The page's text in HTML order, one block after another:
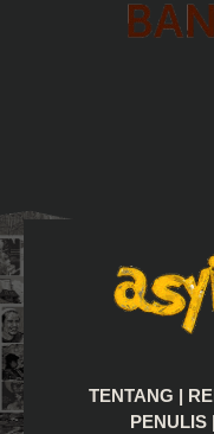
TENTANG
PENULIS